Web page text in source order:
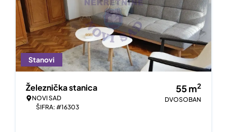
Stanovi
Železnička stanica
NOVI SAD
ŠIFRA: #16303
55m2
DVOSOBAN